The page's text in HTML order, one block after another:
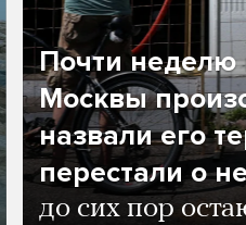
Почти неделю
Москвы
назвали его
перестали о
до сих пор